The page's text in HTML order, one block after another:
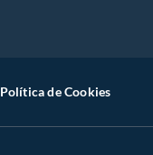
Política de Cookies